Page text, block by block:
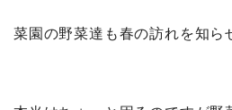
菜園の野菜達も春の訪れを知ら